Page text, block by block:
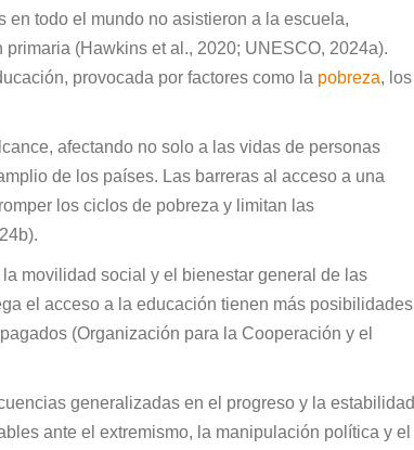
todo el mundo no asistieron a la escuela,
(Hawkins et al., 2020; UNESCO, 2024a).
provocada por factores como la pobreza, los
afectando no solo a las vidas de personas
de los países. Las barreras al acceso a una
los ciclos de pobreza y limitan las
movilidad social y el bienestar general de las
el acceso a la educación tienen más posibilidades
(Organización para la Cooperación y el
generalizadas en el progreso y la estabilidad
ante el extremismo, la manipulación política y el